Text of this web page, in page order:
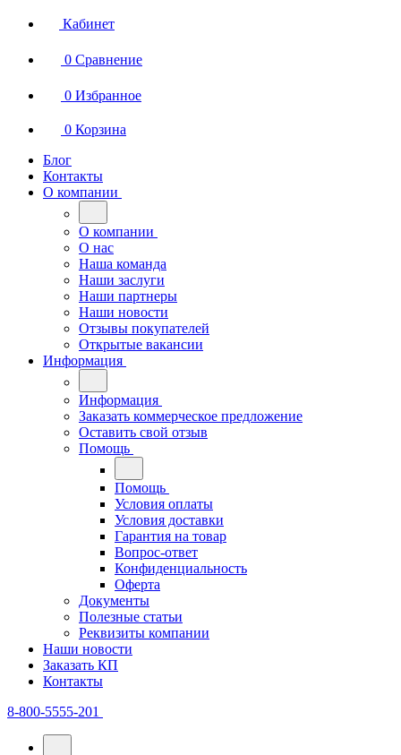
Кабинет
0 Сравнение
0 Избранное
0 Корзина
Блог
Контакты
О компании
О компании
О нас
Наша команда
Наши заслуги
Наши партнеры
Наши новости
Отзывы покупателей
Открытые вакансии
Информация
Информация
Заказать коммерческое предложение
Оставить свой отзыв
Помощь
Помощь
Условия оплаты
Условия доставки
Гарантия на товар
Вопрос-ответ
Конфиденциальность
Оферта
Документы
Полезные статьи
Реквизиты компании
Наши новости
Заказать КП
Контакты
8-800-5555-201